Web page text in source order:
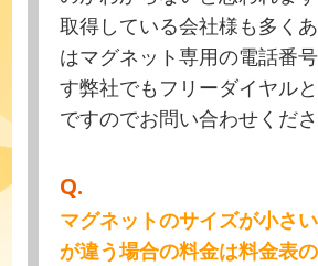
取得している会社様も多く
はマグネット専用の電話番
す弊社でもフリーダイヤル
ですのでお問い合わせくださ
Q.
マグネットのサイズが小さ
が違う場合の料金は料金表